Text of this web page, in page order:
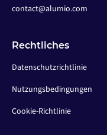
contact@alumio.com
Rechtliches
Datenschutzrichtlinie
Nutzungsbedingungen
Cookie-Richtlinie